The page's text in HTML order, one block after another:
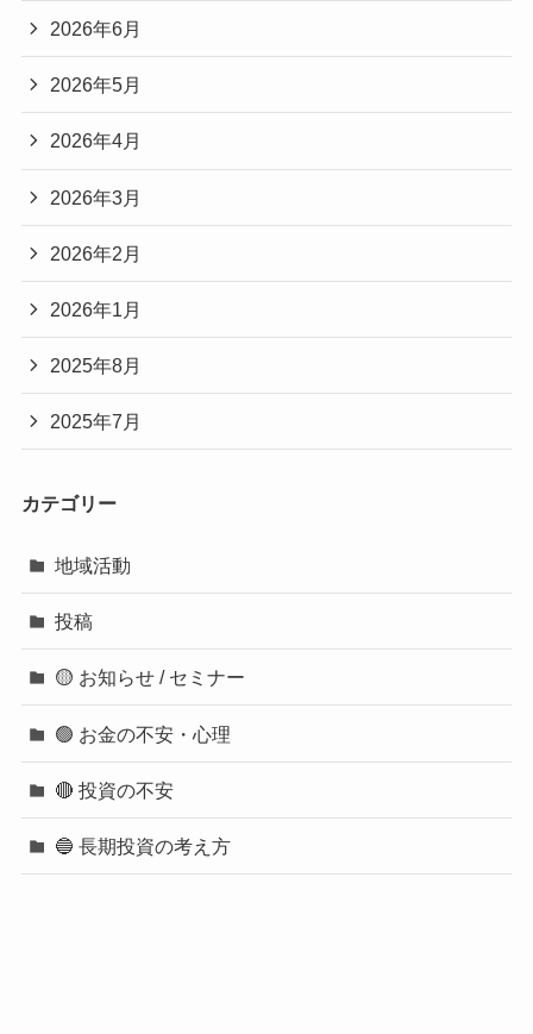
2026年6月
2026年5月
2026年4月
2026年3月
2026年2月
2026年1月
2025年8月
2025年7月
カテゴリー
地域活動
投稿
🟡 お知らせ / セミナー
🟢 お金の不安・心理
🔴 投資の不安
🔵 長期投資の考え方